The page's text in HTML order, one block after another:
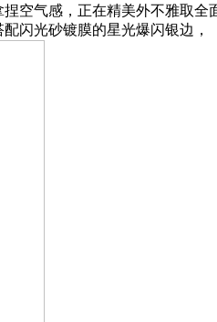
空气感，正在精美外不雅取
闪光砂镀膜的星光爆闪银边，